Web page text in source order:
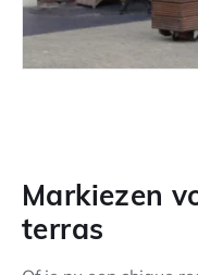
Markiezen
terras